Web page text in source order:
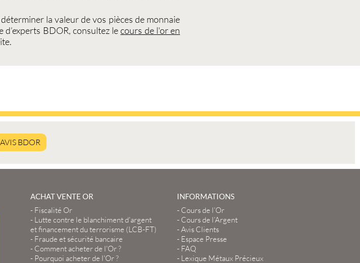
la valeur de vos pièces de monnaie
d’experts BDOR, consultez lecours de l'or en
AVIS BDOR
ACHAT VENTE OR
- Fiscalité Or
- Lutte contre le blanchiment d'argent
et financement du terrorisme (LCB-FT)
- Fraude et sécurité bancaire
- Comment acheter de l'Or ?
- Pourquoi acheter de l'Or ?
INFORMATIONS
- Cours de l’Or
- Cours de l’Argent
-Avis Clients
- Espace Presse
- FAQ
- Lexique Métaux Précieux